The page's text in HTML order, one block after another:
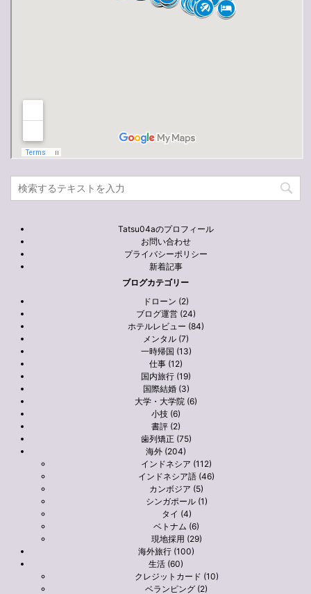
Tatsu04aのプロフィール
お問い合わせ
プライバシーポリシー
新着記事
ブログカテゴリー
ドローン (2)
ブログ運営 (24)
ホテルレビュー (84)
メンタル (7)
一時帰国 (13)
仕事 (12)
国内旅行 (19)
国際結婚 (3)
大学・大学院 (6)
小技 (6)
書評 (2)
歯列矯正 (75)
海外 (204)
インドネシア (112)
インドネシア語 (46)
カンボジア (5)
シンガポール (1)
タイ (4)
ベトナム (6)
現地採用 (29)
海外旅行 (100)
生活 (60)
クレジットカード (10)
ベランピング (2)